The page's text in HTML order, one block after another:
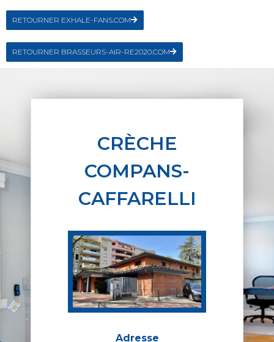
RETOURNER EXHALE-FANS.COM
RETOURNER BRASSEURS-AIR-RE2020.COM
CRÈCHE
COMPANS-
CAFFARELLI
Adresse